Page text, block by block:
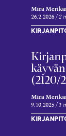
Mira
26.2.2026 2
(2120/
Mira
9.10.2025 1